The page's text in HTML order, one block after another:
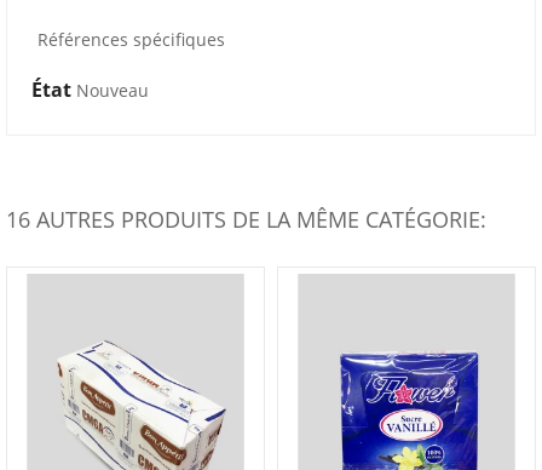
Références spécifiques
État Nouveau
16 AUTRES PRODUITS DE LA MÊME CATÉGORIE: